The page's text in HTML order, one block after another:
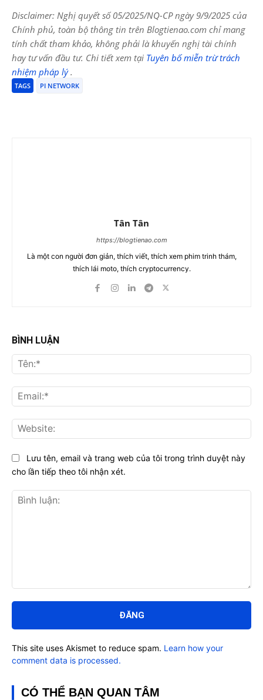
Disclaimer: Nghị quyết số 05/2025/NQ-CP ngày 9/9/2025 của
Chính phủ, toàn bộ thông tin trên Blogtienao.com chỉ mang
tính chất tham khảo, không phải là khuyến nghị tài chính
hay tư vấn đầu tư. Chi tiết xem tại Tuyên bố miễn trừ trách
nhiệm pháp lý.
TAGS PI NETWORK
Tân Tân
https://blogtienao.com
Là một con người đơn giản, thích viết, thích xem phim trinh thám,
thích lái moto, thích cryptocurrency.
BÌNH LUẬN
luận:
Lưu tên, email và trang web của tôi trong trình duyệt này
cho lần tiếp theo tôi nhận xét.
This site uses Akismet to reduce spam. Learn how your
comment data is processed.
CÓ THỂ BẠN QUAN TÂM